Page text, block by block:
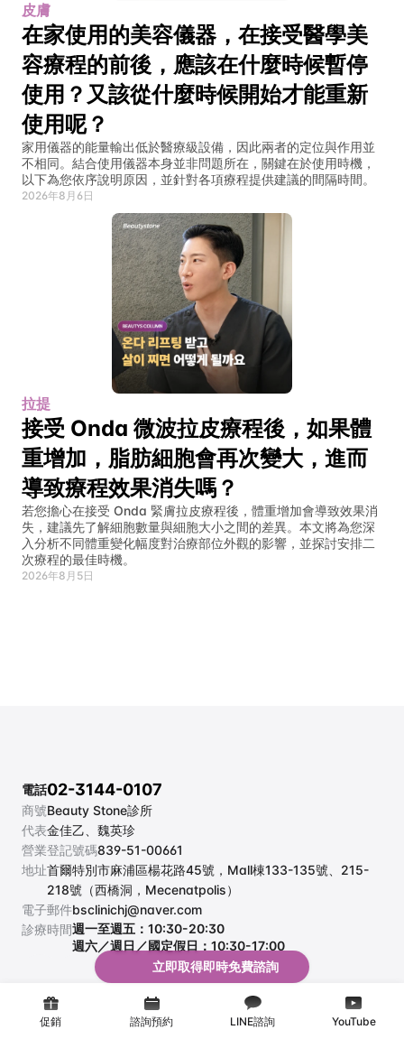
皮膚
在家使用的美容儀器，在接受醫學美
容療程的前後，應該在什麼時候暫停
使用？又該從什麼時候開始才能重新
使用呢？
家用儀器的能量輸出低於醫療級設備，因此兩者的定位與作用並
不相同。結合使用儀器本身並非問題所在，關鍵在於使用時機，
以下為您依序說明原因，並針對各項療程提供建議的間隔時間。
2026年8月6日
拉提
接受 Onda 微波拉皮療程後，如果體
重增加，脂肪細胞會再次變大，進而
導致療程效果消失嗎？
若您擔心在接受 Onda 緊膚拉皮療程後，體重增加會導致效果消
失，建議先了解細胞數量與細胞大小之間的差異。本文將為您深
入分析不同體重變化幅度對治療部位外觀的影響，並探討安排二
次療程的最佳時機。
2026年8月5日
商號Beauty Stone診所
代表金佳乙、魏英珍
營業登記號碼839-51-00661
地址首爾特別市麻浦區楊花路45號，Mall棟133-135號、215-
218號（西橋洞，Mecenatpolis）
電子郵件bsclinichj@naver.com
診療時間週一至週五：10:30-20:30
週六／週日／國定假日：10:30-17:00
電話02-3144-0107
促銷 諮詢預約 LINE諮詢 YouTube
立即取得即時免費諮詢